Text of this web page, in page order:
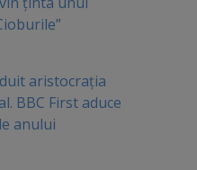
aristocrația
BBC First aduce
anului